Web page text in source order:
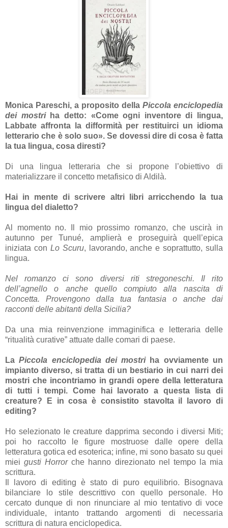
Monica Pareschi, a proposito della Piccola enciclopedia
dei mostri ha detto: «Come ogni inventore di lingua,
Labbate affronta la difformità per restituirci un idioma
letterario che è solo suo». Se dovessi dire di cosa è fatta
la tua lingua, cosa diresti?
Di una lingua letteraria che si propone l’obiettivo di
materializzare il concetto metafisico di Aldilà.
Hai in mente di scrivere altri libri arricchendo la tua
lingua del dialetto?
Al momento no. Il mio prossimo romanzo, che uscirà in
autunno per Tunué, amplierà e proseguirà quell’epica
iniziata con Lo Scuru, lavorando, anche e soprattutto, sulla
lingua.
Nel romanzo ci sono diversi riti stregoneschi. Il rito
dell’agnello o anche quello compiuto alla nascita di
Concetta. Provengono dalla tua fantasia o anche dai
racconti delle abitanti della Sicilia?
Da una mia reinvenzione immaginifica e letteraria delle
“ritualità curative” attuate dalle comari di paese.
LaPiccola enciclopedia dei mostri ha ovviamente un
impianto diverso, si tratta di un bestiario in cui narri dei
mostri che incontriamo in grandi opere della letteratura
di tutti i tempi. Come hai lavorato a questa lista di
creature? E in cosa è consistito stavolta il lavoro di
editing?
Ho selezionato le creature dapprima secondo i diversi Miti;
poi ho raccolto le figure mostruose dalle opere della
letteratura gotica ed esoterica; infine, mi sono basato su quei
mieigusti Horrorche hanno direzionato nel tempo la mia
scrittura.
Il lavoro di editing è stato di puro equilibrio. Bisognava
bilanciare lo stile descrittivo con quello personale. Ho
cercato dunque di non rinunciare al mio tentativo di voce
individuale, intanto trattando argomenti di necessaria
scrittura di natura enciclopedica.